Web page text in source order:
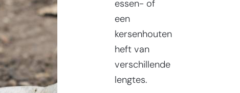
ancien
hollandais
essen- of
een
kersenhouten
heft van
verschillende
lengtes.